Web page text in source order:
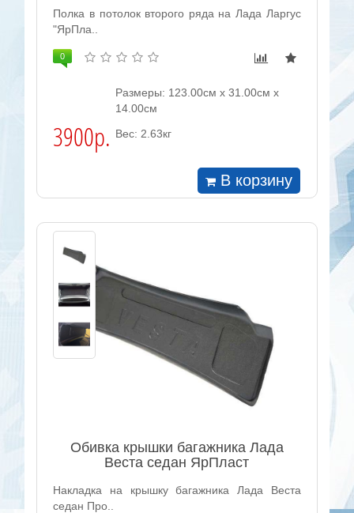
Полка в потолок второго ряда на Лада Ларгус
"ЯрПла..
0
3900р.
Размеры: 123.00см x 31.00см x
14.00см
Вес: 2.63кг
В корзину
Обивка крышки багажника Лада
Веста седан ЯрПласт
Накладка на крышку багажника Лада Веста
седан Про..